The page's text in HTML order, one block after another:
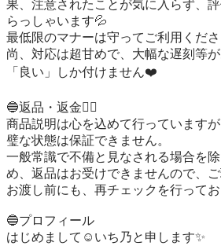
果、注意されたことが気に入らず、
らっしゃいます💦
最低限のマナーは守ってご利用くださ
尚、対応は超甘めで、大幅な遅刻等
「良い」しか付けません❤️
🔵返品・返金🙇‍♀️
商品説明は心を込めて行っています
璧な状態は保証できません。
一般常識で不備と見なされる場合を
め、返品はお受けできませんので、
お渡し前にも、再チェックを行ってお
🔵プロフィール
はじめまして☺️いち乃と申します✨